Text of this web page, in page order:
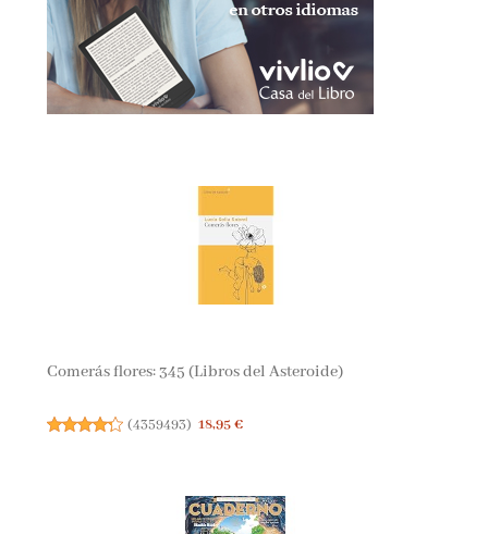
Comerás flores: 345 (Libros del Asteroide)
(4359493) 18,95 €